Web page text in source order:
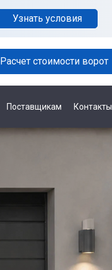
Узнать условия
Расчет стоимости ворот
Поставщикам Контакты